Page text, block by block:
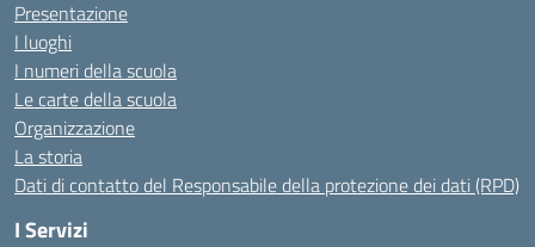
Presentazione
I luoghi
I numeri della scuola
Le carte della scuola
Organizzazione
La storia
Dati di contatto del Responsabile della protezione dei dati (RPD)
I Servizi